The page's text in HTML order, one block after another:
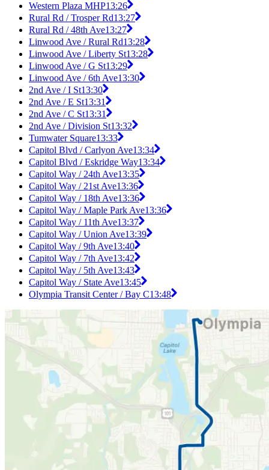
Western Plaza MHP13:26
Rural Rd / Trosper Rd13:27
Rural Rd / 48th Ave13:27
Linwood Ave / Rural Rd13:28
Linwood Ave / Liberty St13:28
Linwood Ave / G St13:29
Linwood Ave / 6th Ave13:30
2nd Ave / I St13:30
2nd Ave / E St13:31
2nd Ave / C St13:31
2nd Ave / Division St13:32
Tumwater Square13:33
Capitol Blvd / Carlyon Ave13:34
Capitol Blvd / Eskridge Way13:34
Capitol Way / 24th Ave13:35
Capitol Way / 21st Ave13:36
Capitol Way / 18th Ave13:36
Capitol Way / Maple Park Ave13:36
Capitol Way / 11th Ave13:37
Capitol Way / Union Ave13:39
Capitol Way / 9th Ave13:40
Capitol Way / 7th Ave13:42
Capitol Way / 5th Ave13:43
Capitol Way / State Ave13:45
Olympia Transit Center / Bay C13:48